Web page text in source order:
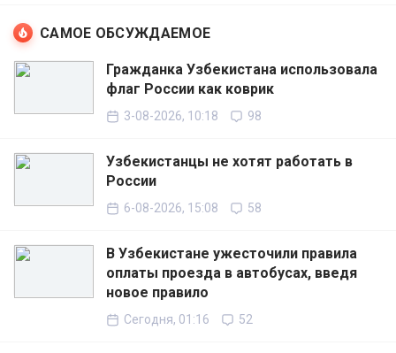
САМОЕ ОБСУЖДАЕМОЕ
Гражданка Узбекистана использовала
флаг России как коврик
3-08-2026, 10:18 98
Узбекистанцы не хотят работать в
России
6-08-2026, 15:08 58
В Узбекистане ужесточили правила
оплаты проезда в автобусах, введя
новое правило
Сегодня, 01:16 52